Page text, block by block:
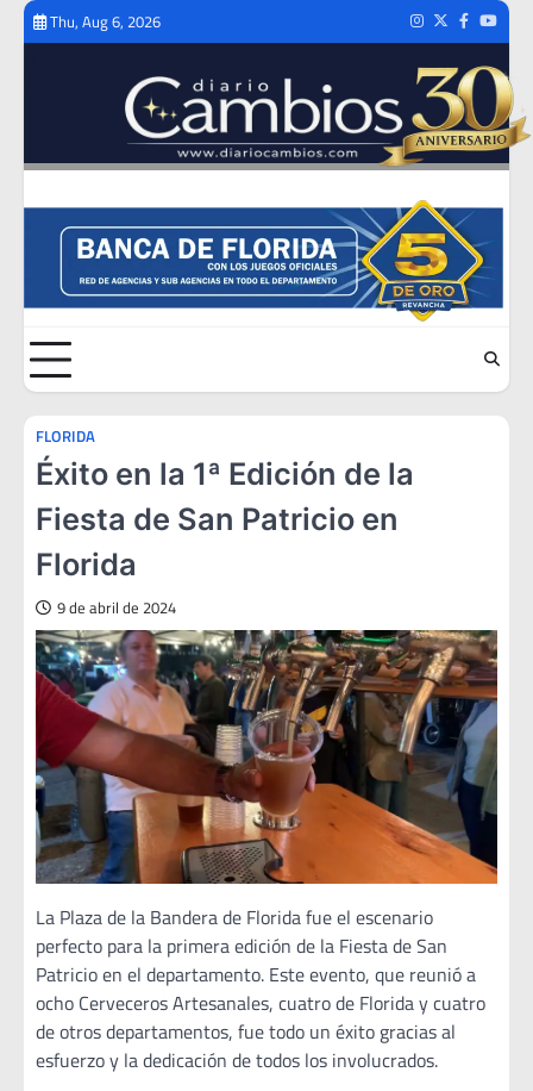
Skip
Thu, Aug 6, 2026 Instagram
TwitterFacebook
FLORIDA
Éxito en la 1ª Edición de la
Fiesta de San Patricio en
Florida
9 de abril de 2024
La Plaza de la Bandera de Florida fue el escenario
perfecto para la primera edición de la Fiesta de San
Patricio en el departamento. Este evento, que reunió a
ocho Cerveceros Artesanales, cuatro de Florida y cuatro
de otros departamentos, fue todo un éxito gracias al
esfuerzo y la dedicación de todos los involucrados.